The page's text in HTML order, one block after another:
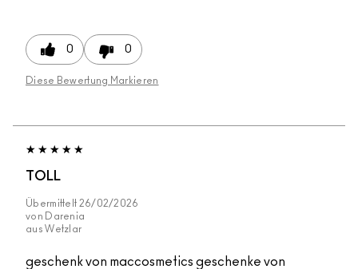
0 0
Diese Bewertung Markieren
TOLL
Übermittelt 26/02/2026
von
Darenia
aus Wetzlar
geschenk von maccosmetics geschenke von